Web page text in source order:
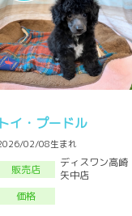
トイ・プードル
02/08生まれ
販売店
ディスワン高崎
矢中店
価格